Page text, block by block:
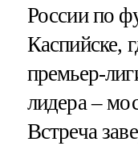
России по
Каспийске,
премьер-
лидера –
Встреча